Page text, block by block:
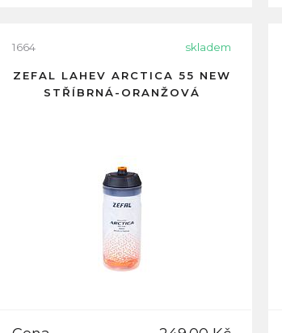
1664 skladem
ZEFAL LAHEV ARCTICA 55 NEW
STŘÍBRNÁ-ORANŽOVÁ